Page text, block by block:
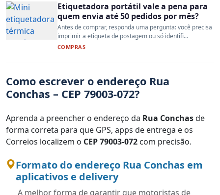
Etiquetadora portátil vale a pena para
quem envia até 50 pedidos por mês?
Antes de comprar, responda uma pergunta: você precisa
imprimir a etiqueta de postagem ou só identifi...
COMPRAS
Como escrever o endereço Rua
Conchas – CEP 79003-072?
Aprenda a preencher o endereço da Rua Conchasde
forma correta para que GPS, apps de entrega e os
Correios localizem o CEP 79003-072 com precisão.
Formato do endereço Rua Conchas em
aplicativos e delivery
A melhor forma de garantir que motoristas de